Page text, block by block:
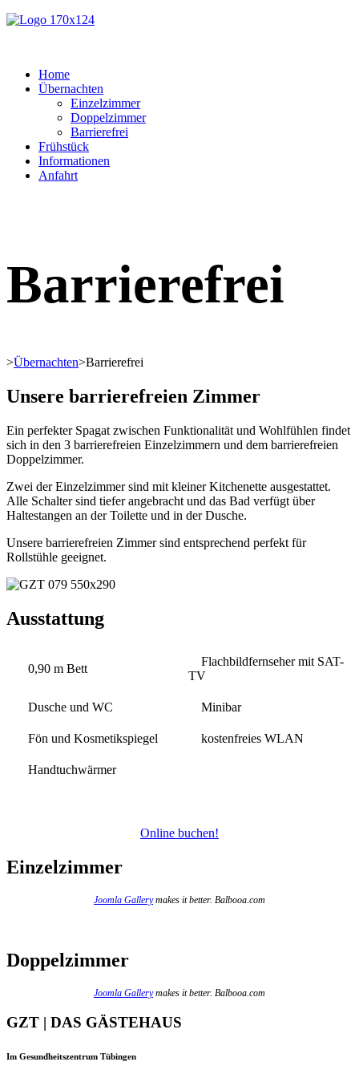
Home
Übernachten
Einzelzimmer
Doppelzimmer
Barrierefrei
Frühstück
Informationen
Anfahrt
Barrierefrei
>Übernachten>Barrierefrei
Unsere barrierefreien Zimmer
Ein perfekter Spagat zwischen Funktionalität und Wohlfühlen findet
sich in den 3 barrierefreien Einzelzimmern und dem barrierefreien
Doppelzimmer.
Zwei der Einzelzimmer sind mit kleiner Kitchenette ausgestattet.
Alle Schalter sind tiefer angebracht und das Bad verfügt über
Haltestangen an der Toilette und in der Dusche.
Unsere barrierefreien Zimmer sind entsprechend perfekt für
Rollstühle geeignet.
Ausstattung
0,90 m Bett
Flachbildfernseher mit SAT-
TV
Dusche und WC Minibar
Fön und Kosmetikspiegel kostenfreies WLAN
Handtuchwärmer
Online buchen!
Einzelzimmer
Joomla Gallerymakes it better. Balbooa.com
Doppelzimmer
Joomla Gallerymakes it better. Balbooa.com
GZT | DAS GÄSTEHAUS
Im Gesundheitszentrum Tübingen